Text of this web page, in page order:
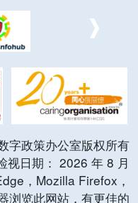
字政策办公室版权所有
视日期： 2026 年 8 月
，Mozilla Firefox，
浏览此网站，有更佳的